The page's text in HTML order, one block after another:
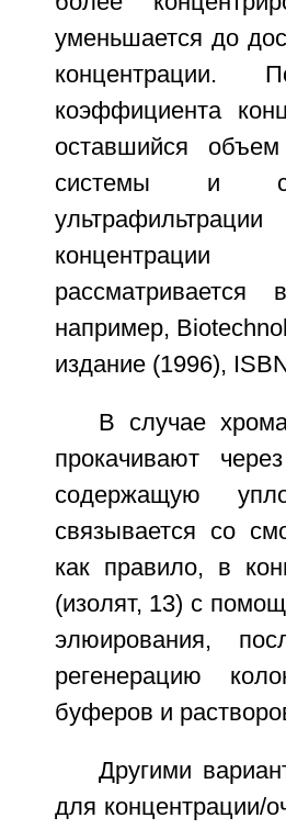
уменьшается до
концентрации.
коэффициента
оставшийся
системы и
концентрации
например,
издание (1996),
В случае
прокачивают
содержащую
связывается со
как правило, в
(изолят, 13) с
элюирования,
регенерацию
буферов и
Другими
для концентрации/